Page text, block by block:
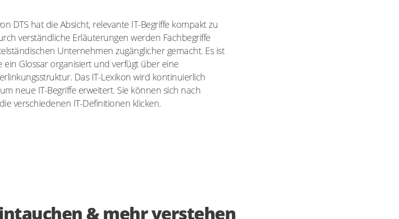
DTS hat die Absicht, relevante IT-Begriffe kompakt zu
verständliche Erläuterungen werden Fachbegriffe
Unternehmen zugänglicher gemacht. Es ist
ein Glossar organisiert und verfügt über eine
Das IT-Lexikon wird kontinuierlich
neue IT-Begriffe erweitert. Sie können sich nach
verschiedenen IT-Definitionen klicken.
& mehr verstehen